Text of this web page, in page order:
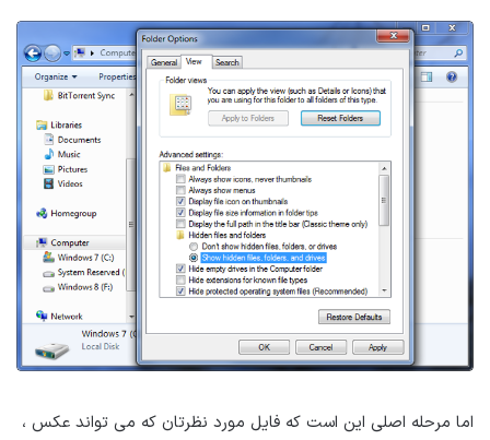
اما مرحله اصلی این است که فایل مورد نظرتان که می تواند عکس ،